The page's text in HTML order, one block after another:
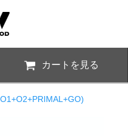
カートを見る